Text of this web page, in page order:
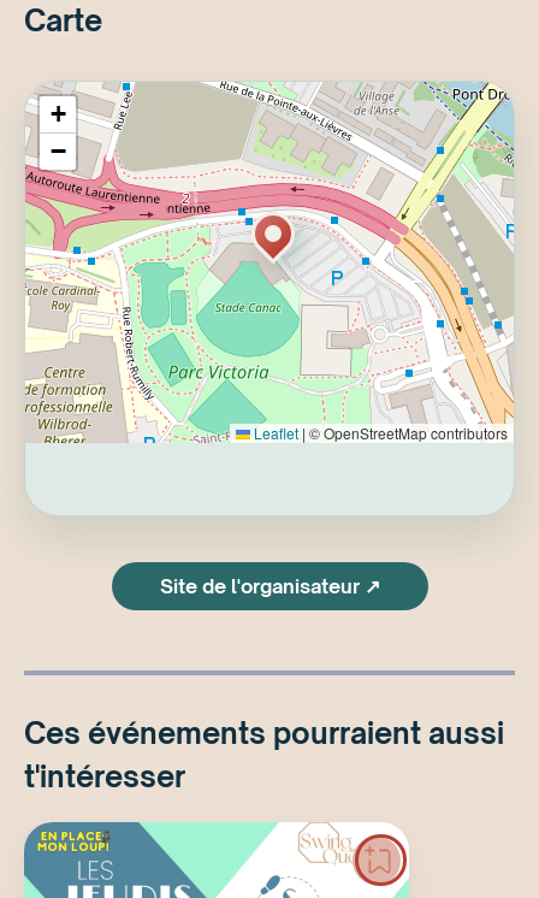
Carte
+
−
Leaflet | © OpenStreetMap contributors
Site de l'organisateur ↗
Ces événements pourraient aussi
t'intéresser